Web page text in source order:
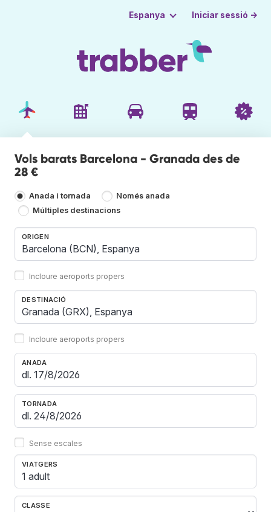
Espanya Iniciar sessió →
Vols barats Barcelona - Granada des de
28 €
Anada i tornada
Només anada
Múltiples destinacions
ORIGEN
Incloure aeroports propers
DESTINACIÓ
Incloure aeroports propers
ANADA
TORNADA
Sense escales
VIATGERS
1 adult
CLASSE